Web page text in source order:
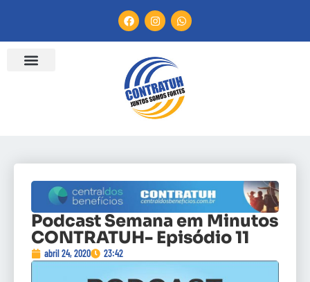
Podcast Semana em Minutos
CONTRATUH- Episódio 11
abril 24, 2020 23:42